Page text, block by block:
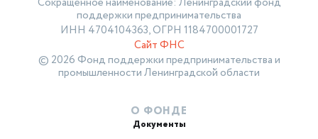
поддержки предпринимательства
ИНН 4704104363, ОГРН 1184700001727
Сайт ФНС
© 2026 Фонд поддержки предпринимательства и
промышленности Ленинградской области
О ФОНДЕ
Документы